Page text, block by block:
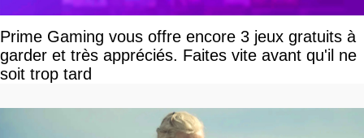
Prime Gaming vous offre encore 3 jeux gratuits à
garder et très appréciés. Faites vite avant qu'il ne
soit trop tard